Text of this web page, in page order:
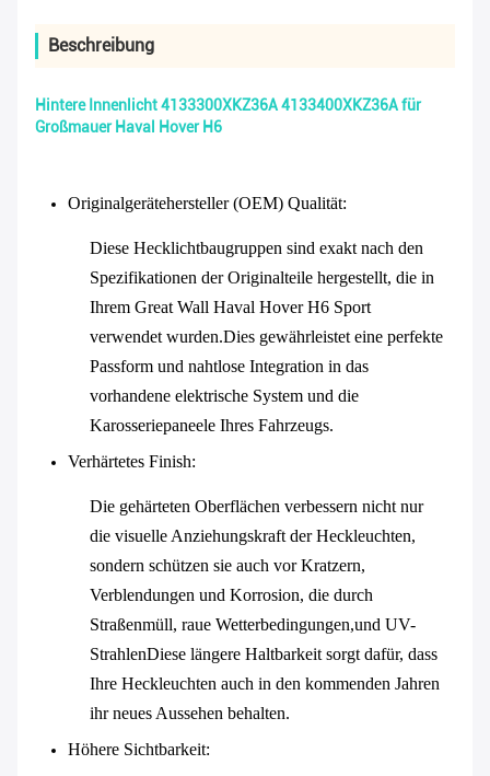
Beschreibung
Hintere Innenlicht 4133300XKZ36A 4133400XKZ36A für
Großmauer Haval Hover H6
Originalgerätehersteller (OEM) Qualität:
Diese Hecklichtbaugruppen sind exakt nach den
Spezifikationen der Originalteile hergestellt, die in
Ihrem Great Wall Haval Hover H6 Sport
verwendet wurden.Dies gewährleistet eine perfekte
Passform und nahtlose Integration in das
vorhandene elektrische System und die
Karosseriepaneele Ihres Fahrzeugs.
Verhärtetes Finish:
Die gehärteten Oberflächen verbessern nicht nur
die visuelle Anziehungskraft der Heckleuchten,
sondern schützen sie auch vor Kratzern,
Verblendungen und Korrosion, die durch
Straßenmüll, raue Wetterbedingungen,und UV-
StrahlenDiese längere Haltbarkeit sorgt dafür, dass
Ihre Heckleuchten auch in den kommenden Jahren
ihr neues Aussehen behalten.
Höhere Sichtbarkeit: